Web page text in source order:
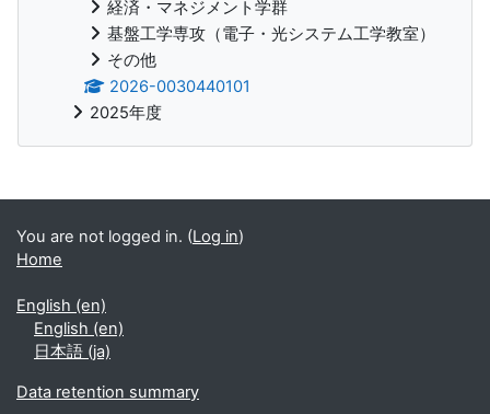
経済・マネジメント学群
基盤工学専攻（電子・光システム工学教室）
その他
2026-0030440101
2025年度
Supplementary blocks
You are not logged in. (Log in)
Home
English ‎(en)‎
English ‎(en)‎
日本語 ‎(ja)‎
Data retention summary